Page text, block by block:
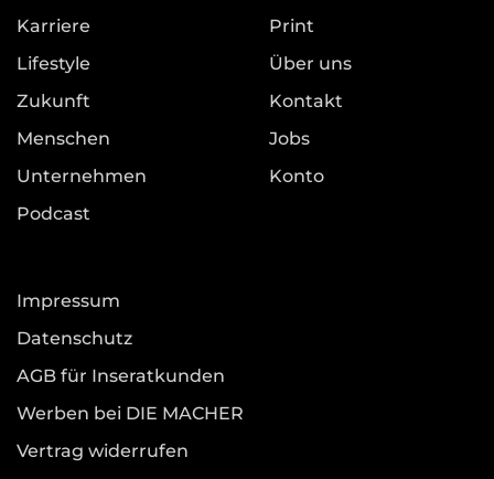
Karriere
Lifestyle
Zukunft
Menschen
Unternehmen
Podcast
Print
Über uns
Kontakt
Jobs
Konto
Impressum
Datenschutz
AGB für Inseratkunden
Werben bei DIE MACHER
Vertrag widerrufen